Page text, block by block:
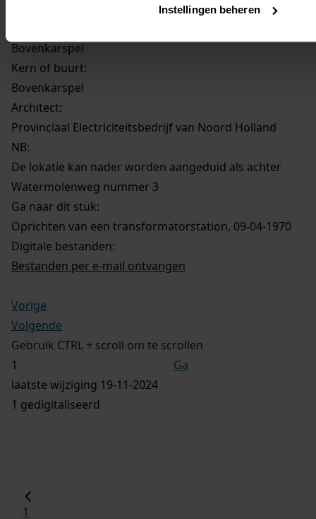
Instellingen beheren
Bovenkarspel
Kern of buurt:
Bovenkarspel
Architect:
Provinciaal Electriciteitsbedrijf van Noord Holland
NB:
De lokatie kan nader worden aangeduid als achter
Watermolenweg nummer 3
Ga naar dit stuk:
Oprichten van een transformatorstation, 09-04-1970
Digitale bestanden:
Bestanden per e-mail ontvangen
Vorige
Volgende
Gebruik CTRL + scroll om te scrollen
Ga
laatste wijziging 19-11-2024
1 gedigitaliseerd
1